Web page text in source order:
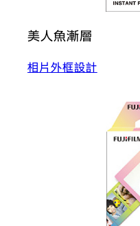
美人魚漸層
相片外框設計